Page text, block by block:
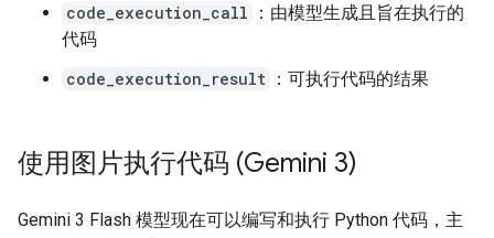
code_execution_call
：由模型生成且旨在执行的
代码
code_execution_result ：可执行代码的结果
使用图片执行代码 (Gemini 3)
Gemini 3 Flash 模型现在可以编写和执行 Python 代码，主